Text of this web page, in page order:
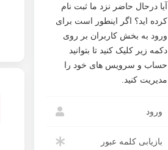
آیا درحال حاضر نزد ما ثبت نام
کرده اید؟ اگر اینطور است برای
ورود به بخش کاربران بر روی
دکمه زیر کلیک کنید تا بتوانید
حساب و سرویس های خود را
مدیریت کنید.
ورود
بازیابی کلمه عبور